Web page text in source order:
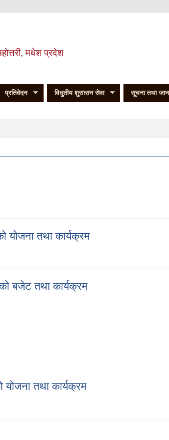
मधेश प्रदेश
प्रतिवेदन विधुतीय शुसासन सेवा सूचना तथा
योजना तथा कार्यक्रम
बजेट तथा कार्यक्रम
तथा कार्यक्रम